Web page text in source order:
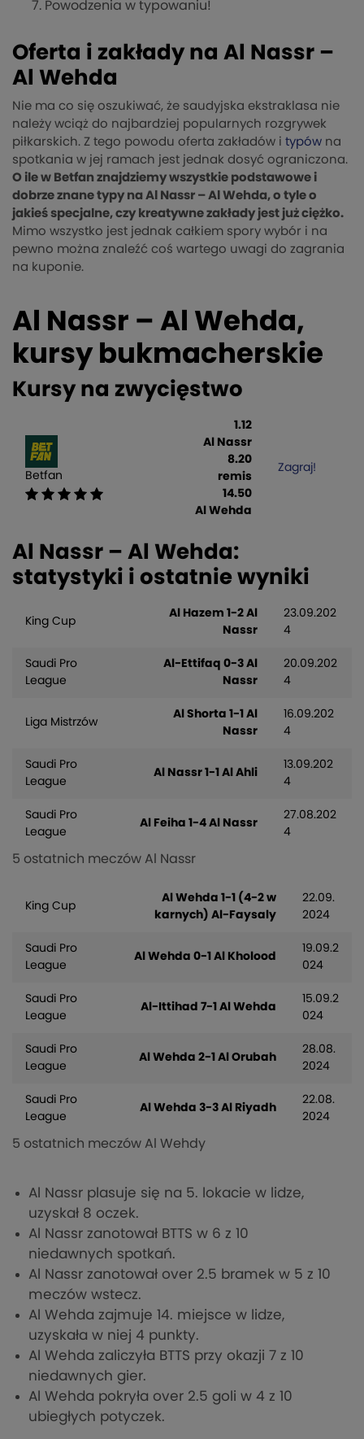
Powodzenia w typowaniu!
Oferta i zakłady na Al Nassr –
Al Wehda
Nie ma co się oszukiwać, że saudyjska ekstraklasa nie
należy wciąż do najbardziej popularnych rozgrywek
piłkarskich. Z tego powodu oferta zakładów i typów na
spotkania w jej ramach jest jednak dosyć ograniczona.
O ile w Betfan znajdziemy wszystkie podstawowe i
dobrze znane typy na Al Nassr – Al Wehda, o tyle o
jakieś specjalne, czy kreatywne zakłady jest już ciężko.
Mimo wszystko jest jednak całkiem spory wybór i na
pewno można znaleźć coś wartego uwagi do zagrania
na kuponie.
Al Nassr – Al Wehda,
kursy bukmacherskie
Kursy na zwycięstwo
Betfan
1.12
Al Nassr
8.20
remis
14.50
Al Wehda
Zagraj!
Al Nassr – Al Wehda:
statystyki i ostatnie wyniki
King Cup
Al Hazem 1-2 Al
Nassr
23.09.202
4
Saudi Pro
League
Al-Ettifaq 0-3 Al
Nassr
20.09.202
4
Liga Mistrzów
Al Shorta 1-1 Al
Nassr
16.09.202
4
Saudi Pro
League
Al Nassr 1-1 Al Ahli
13.09.202
4
Saudi Pro
League
Al Feiha 1-4 Al Nassr
27.08.202
4
5 ostatnich meczów Al Nassr
King Cup
Al Wehda 1-1 (4-2 w
karnych) Al-Faysaly
22.09.
2024
Saudi Pro
League
Al Wehda 0-1 Al Kholood
19.09.2
024
Saudi Pro
League
Al-Ittihad 7-1 Al Wehda
15.09.2
024
Saudi Pro
League
Al Wehda 2-1 Al Orubah
28.08.
2024
Saudi Pro
League
Al Wehda 3-3 Al Riyadh
22.08.
2024
5 ostatnich meczów Al Wehdy
Al Nassr plasuje się na 5. lokacie w lidze,
uzyskał 8 oczek.
Al Nassr zanotował BTTS w 6 z 10
niedawnych spotkań.
Al Nassr zanotował over 2.5 bramek w 5 z 10
meczów wstecz.
Al Wehda zajmuje 14. miejsce w lidze,
uzyskała w niej 4 punkty.
Al Wehda zaliczyła BTTS przy okazji 7 z 10
niedawnych gier.
Al Wehda pokryła over 2.5 goli w 4 z 10
ubiegłych potyczek.